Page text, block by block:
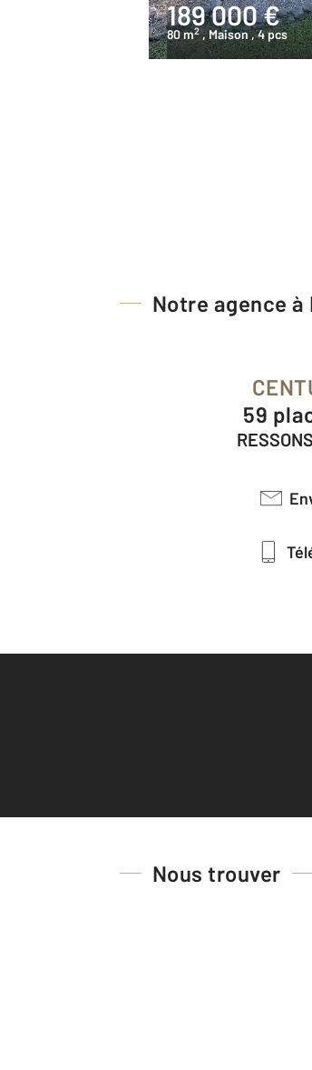
189 000 €
80 m2 , Maison, 4 pcs
Notre agence à
59
Nous trouver